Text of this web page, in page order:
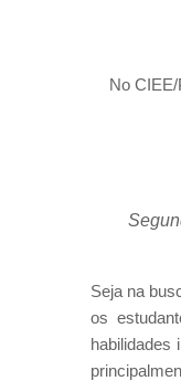
No
Seja na
os